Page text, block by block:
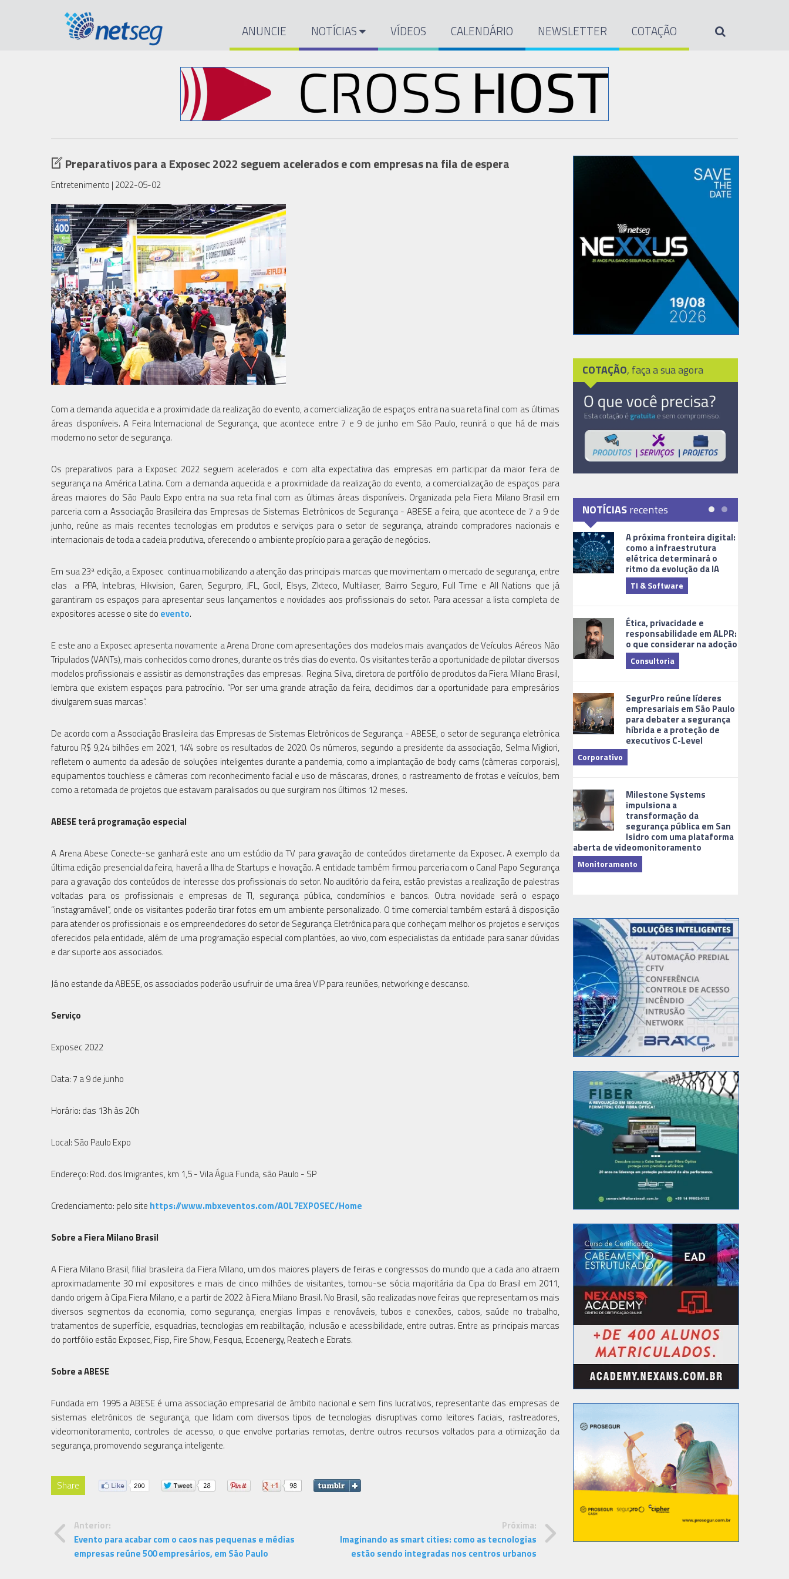
ANUNCIE NOTÍCIAS VÍDEOS CALENDÁRIO NEWSLETTER COTAÇÃO
Preparativos para a Exposec 2022 seguem acelerados e com empresas na fila de espera
Entretenimento | 2022-05-02
Com a demanda aquecida e a proximidade da realização do evento, a comercialização de espaços entra na sua reta final com as últimas
áreas disponíveis. A Feira Internacional de Segurança, que acontece entre 7 e 9 de junho em São Paulo, reunirá o que há de mais
moderno no setor de segurança.
Os preparativos para a Exposec 2022 seguem acelerados e com alta expectativa das empresas em participar da maior feira de
segurança na América Latina. Com a demanda aquecida e a proximidade da realização do evento, a comercialização de espaços para
áreas maiores do São Paulo Expo entra na sua reta final com as últimas áreas disponíveis. Organizada pela Fiera Milano Brasil em
parceria com a Associação Brasileira das Empresas de Sistemas Eletrônicos de Segurança - ABESE a feira, que acontece de 7 a 9 de
junho, reúne as mais recentes tecnologias em produtos e serviços para o setor de segurança, atraindo compradores nacionais e
internacionais de toda a cadeia produtiva, oferecendo o ambiente propício para a geração de negócios.
Em sua 23ª edição, a Exposec continua mobilizando a atenção das principais marcas que movimentam o mercado de segurança, entre
elas a PPA, Intelbras, Hikvision, Garen, Segurpro, JFL, Gocil, Elsys, Zkteco, Multilaser, Bairro Seguro, Full Time e All Nations que já
garantiram os espaços para apresentar seus lançamentos e novidades aos profissionais do setor. Para acessar a lista completa de
expositores acesse o site do evento.
E este ano a Exposec apresenta novamente a Arena Drone com apresentações dos modelos mais avançados de Veículos Aéreos Não
Tripulados (VANTs), mais conhecidos como drones, durante os três dias do evento. Os visitantes terão a oportunidade de pilotar diversos
modelos profissionais e assistir as demonstrações das empresas. Regina Silva, diretora de portfólio de produtos da Fiera Milano Brasil,
lembra que existem espaços para patrocínio. “Por ser uma grande atração da feira, decidimos dar a oportunidade para empresários
divulgarem suas marcas”.
De acordo com a Associação Brasileira das Empresas de Sistemas Eletrônicos de Segurança - ABESE, o setor de segurança eletrônica
faturou R$ 9,24 bilhões em 2021, 14% sobre os resultados de 2020. Os números, segundo a presidente da associação, Selma Migliori,
refletem o aumento da adesão de soluções inteligentes durante a pandemia, como a implantação de body cams (câmeras corporais),
equipamentos touchless e câmeras com reconhecimento facial e uso de máscaras, drones, o rastreamento de frotas e veículos, bem
como a retomada de projetos que estavam paralisados ou que surgiram nos últimos 12 meses.
ABESE terá programação especial
A Arena Abese Conecte-se ganhará este ano um estúdio da TV para gravação de conteúdos diretamente da Exposec. A exemplo da
última edição presencial da feira, haverá a Ilha de Startups e Inovação. A entidade também firmou parceria com o Canal Papo Segurança
para a gravação dos conteúdos de interesse dos profissionais do setor. No auditório da feira, estão previstas a realização de palestras
voltadas para os profissionais e empresas de TI, segurança pública, condomínios e bancos. Outra novidade será o espaço
“instagramável”, onde os visitantes poderão tirar fotos em um ambiente personalizado. O time comercial também estará à disposição
para atender os profissionais e os empreendedores do setor de Segurança Eletrônica para que conheçam melhor os projetos e serviços
oferecidos pela entidade, além de uma programação especial com plantões, ao vivo, com especialistas da entidade para sanar dúvidas
e dar suporte aos associados.
Já no estande da ABESE, os associados poderão usufruir de uma área VIP para reuniões, networking e descanso.
Serviço
Exposec 2022
Data: 7 a 9 de junho
Horário: das 13h às 20h
Local: São Paulo Expo
Endereço: Rod. dos Imigrantes, km 1,5 - Vila Água Funda, são Paulo - SP
Credenciamento: pelo site https://www.mbxeventos.com/AOL7EXPOSEC/Home
Sobre a Fiera Milano Brasil
A Fiera Milano Brasil, filial brasileira da Fiera Milano, um dos maiores players de feiras e congressos do mundo que a cada ano atraem
aproximadamente 30 mil expositores e mais de cinco milhões de visitantes, tornou-se sócia majoritária da Cipa do Brasil em 2011,
dando origem à Cipa Fiera Milano, e a partir de 2022 à Fiera Milano Brasil. No Brasil, são realizadas nove feiras que representam os mais
diversos segmentos da economia, como segurança, energias limpas e renováveis, tubos e conexões, cabos, saúde no trabalho,
tratamentos de superfície, esquadrias, tecnologias em reabilitação, inclusão e acessibilidade, entre outras. Entre as principais marcas
do portfólio estão Exposec, Fisp, Fire Show, Fesqua, Ecoenergy, Reatech e Ebrats.
Sobre a ABESE
Fundada em 1995 a ABESE é uma associação empresarial de âmbito nacional e sem fins lucrativos, representante das empresas de
sistemas eletrônicos de segurança, que lidam com diversos tipos de tecnologias disruptivas como leitores faciais, rastreadores,
videomonitoramento, controles de acesso, o que envolve portarias remotas, dentre outros recursos voltados para a otimização da
segurança, promovendo segurança inteligente.
Share
Anterior:
Evento para acabar com o caos nas pequenas e médias
empresas reúne 500 empresários, em São Paulo
Próxima:
Imaginando as smart cities: como as tecnologias
estão sendo integradas nos centros urbanos
COTAÇÃO, faça a sua agora
NOTÍCIASrecentes
A próxima fronteira digital:
como a infraestrutura
elétrica determinará o
ritmo da evolução da IA
TI & Software
Ética, privacidade e
responsabilidade em ALPR:
o que considerar na adoção
Consultoria
SegurPro reúne líderes
empresariais em São Paulo
para debater a segurança
híbrida e a proteção de
executivos C-Level
Corporativo
Milestone Systems
impulsiona a
transformação da
segurança pública em San
Isidro com uma plataforma
aberta de videomonitoramento
Monitoramento